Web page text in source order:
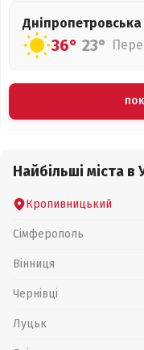
Дніпропетровська
36° 23°
Найбільші міста в
Кропивницький
Сімферополь
Вінниця
Чернівці
Луцьк